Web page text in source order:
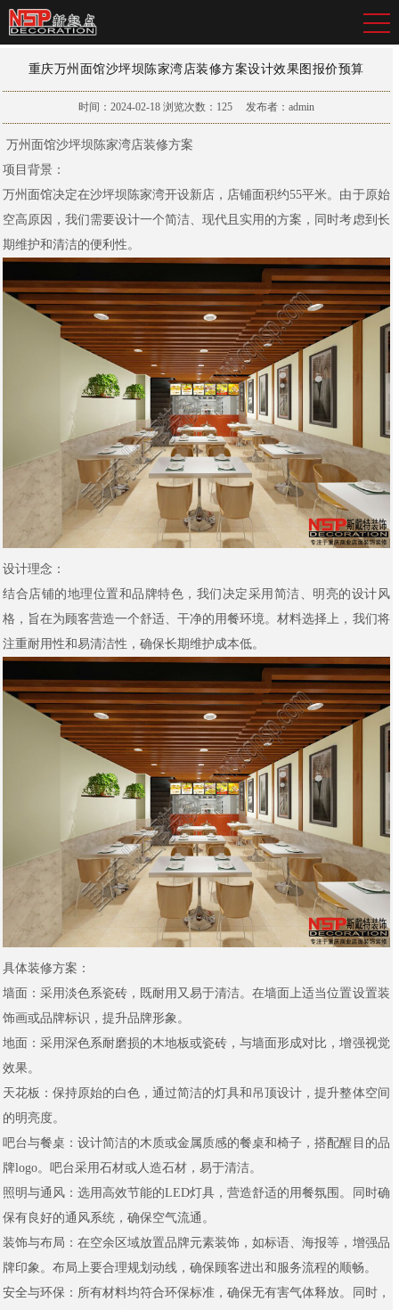
重庆万州面馆沙坪坝陈家湾店装修方案设计效果图报价预算
时间：2024-02-18浏览次数： 125 发布者：admin
万州面馆沙坪坝陈家湾店装修方案
项目背景：
万州面馆决定在沙坪坝陈家湾开设新店，店铺面积约55平米。由于原始
空高原因，我们需要设计一个简洁、现代且实用的方案，同时考虑到长
期维护和清洁的便利性。
设计理念：
结合店铺的地理位置和品牌特色，我们决定采用简洁、明亮的设计风
格，旨在为顾客营造一个舒适、干净的用餐环境。材料选择上，我们将
注重耐用性和易清洁性，确保长期维护成本低。
具体装修方案：
墙面：采用淡色系瓷砖，既耐用又易于清洁。在墙面上适当位置设置装
饰画或品牌标识，提升品牌形象。
地面：采用深色系耐磨损的木地板或瓷砖，与墙面形成对比，增强视觉
效果。
天花板：保持原始的白色，通过简洁的灯具和吊顶设计，提升整体空间
的明亮度。
吧台与餐桌：设计简洁的木质或金属质感的餐桌和椅子，搭配醒目的品
牌logo。吧台采用石材或人造石材，易于清洁。
照明与通风：选用高效节能的LED灯具，营造舒适的用餐氛围。同时确
保有良好的通风系统，确保空气流通。
装饰与布局：在空余区域放置品牌元素装饰，如标语、海报等，增强品
牌印象。布局上要合理规划动线，确保顾客进出和服务流程的顺畅。
安全与环保：所有材料均符合环保标准，确保无有害气体释放。同时，